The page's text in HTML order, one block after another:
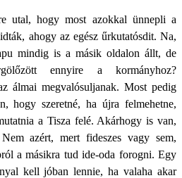
utal, hogy most azokkal ünnepli a
ahogy az egész űrkutatósdit. Na,
mindig is a másik oldalon állt, de
ennyire a kormányhoz?
álmai megvalósuljanak. Most pedig
hogy szeretné, ha újra felmehetne,
a Tisza felé. Akárhogy is van,
azért, mert fideszes vagy sem,
a másikra tud ide-oda forogni. Egy
kell jóban lennie, ha valaha akar